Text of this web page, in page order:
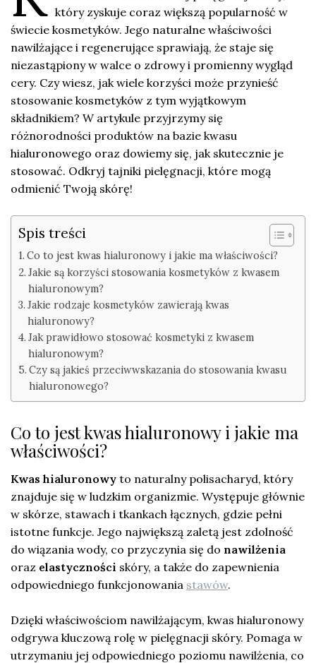
który zyskuje coraz większą popularność w
świecie kosmetyków. Jego naturalne właściwości
nawilżające i regenerujące sprawiają, że staje się
niezastąpiony w walce o zdrowy i promienny wygląd
cery. Czy wiesz, jak wiele korzyści może przynieść
stosowanie kosmetyków z tym wyjątkowym
składnikiem? W artykule przyjrzymy się
różnorodności produktów na bazie kwasu
hialuronowego oraz dowiemy się, jak skutecznie je
stosować. Odkryj tajniki pielęgnacji, które mogą
odmienić Twoją skórę!
Spis treści
Co to jest kwas hialuronowy i jakie ma właściwości?
Jakie są korzyści stosowania kosmetyków z kwasem
hialuronowym?
Jakie rodzaje kosmetyków zawierają kwas
hialuronowy?
Jak prawidłowo stosować kosmetyki z kwasem
hialuronowym?
Czy są jakieś przeciwwskazania do stosowania kwasu
hialuronowego?
Co to jest kwas hialuronowy i jakie ma
właściwości?
Kwas hialuronowy to naturalny polisacharyd, który
znajduje się w ludzkim organizmie. Występuje głównie
w skórze, stawach i tkankach łącznych, gdzie pełni
istotne funkcje. Jego największą zaletą jest zdolność
do wiązania wody, co przyczynia się do nawilżenia
oraz elastyczności skóry, a także do zapewnienia
odpowiedniego funkcjonowania stawów.
Dzięki właściwościom nawilżającym, kwas hialuronowy
odgrywa kluczową rolę w pielęgnacji skóry. Pomaga w
utrzymaniu jej odpowiedniego poziomu nawilżenia, co